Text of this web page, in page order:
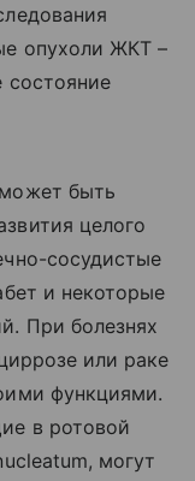
опухоли ЖКТ –
состояние
быть
целого
сосудистые
и некоторые
При болезнях
или раке
функциями.
в ротовой
могут